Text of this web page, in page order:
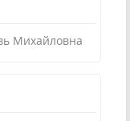
Михайловна